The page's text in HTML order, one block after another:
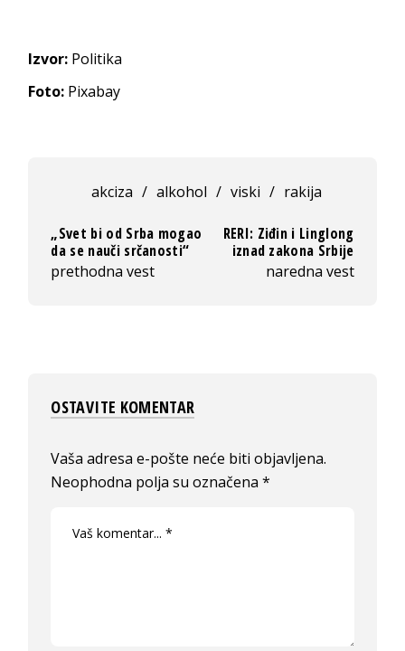
Izvor: Politika
Foto: Pixabay
akciza / alkohol / viski / rakija
„Svet bi od Srba mogao
da se nauči srčanosti“
prethodna vest
RERI: Ziđin i Linglong
iznad zakona Srbije
naredna vest
OSTAVITE KOMENTAR
Vaša adresa e-pošte neće biti objavljena.
Neophodna polja su označena*